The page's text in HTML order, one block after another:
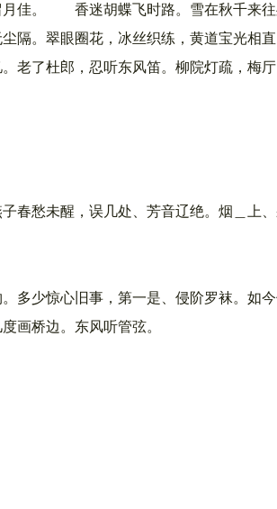
佳。 香迷胡蝶飞时路。雪在秋千来往
翠眼圈花，冰丝织练，黄道宝光相直
了杜郎，忍听东风笛。柳院灯疏，梅
愁未醒，误几处、芳音辽绝。烟＿上
少惊心旧事，第一是、侵阶罗袜。如
桥边。东风听管弦。